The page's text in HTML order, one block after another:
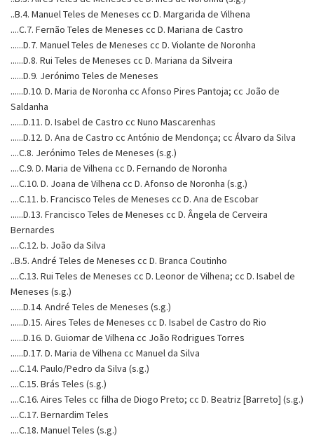
..B.4. Manuel Teles de Meneses cc D. Margarida de Vilhena
....C.7. Fernão Teles de Meneses cc D. Mariana de Castro
......D.7. Manuel Teles de Meneses cc D. Violante de Noronha
......D.8. Rui Teles de Meneses cc D. Mariana da Silveira
......D.9. Jerónimo Teles de Meneses
......D.10. D. Maria de Noronha cc Afonso Pires Pantoja; cc João de
Saldanha
......D.11. D. Isabel de Castro cc Nuno Mascarenhas
......D.12. D. Ana de Castro cc António de Mendonça; cc Álvaro da Silva
....C.8. Jerónimo Teles de Meneses (s.g.)
....C.9. D. Maria de Vilhena cc D. Fernando de Noronha
....C.10. D. Joana de Vilhena cc D. Afonso de Noronha (s.g.)
....C.11. b. Francisco Teles de Meneses cc D. Ana de Escobar
......D.13. Francisco Teles de Meneses cc D. Ângela de Cerveira
Bernardes
....C.12. b. João da Silva
..B.5. André Teles de Meneses cc D. Branca Coutinho
....C.13. Rui Teles de Meneses cc D. Leonor de Vilhena; cc D. Isabel de
Meneses (s.g.)
......D.14. André Teles de Meneses (s.g.)
......D.15. Aires Teles de Meneses cc D. Isabel de Castro do Rio
......D.16. D. Guiomar de Vilhena cc João Rodrigues Torres
......D.17. D. Maria de Vilhena cc Manuel da Silva
....C.14. Paulo/Pedro da Silva (s.g.)
....C.15. Brás Teles (s.g.)
....C.16. Aires Teles cc filha de Diogo Preto; cc D. Beatriz [Barreto] (s.g.)
....C.17. Bernardim Teles
....C.18. Manuel Teles (s.g.)